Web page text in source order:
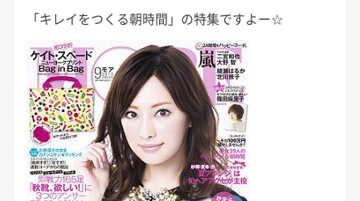
「キレイをつくる朝時間」の特集ですよー☆